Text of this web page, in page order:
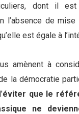
dont il
l’absence de
est égale à
amènent à
la démocratie
éviter que le
ne